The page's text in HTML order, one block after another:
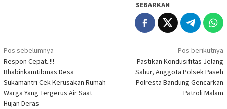
SEBARKAN
Navigasi
pos
Pos sebelumnya
Respon Cepat..!!!
Bhabinkamtibmas Desa
Sukamantri Cek Kerusakan Rumah
Warga Yang Tergerus Air Saat
Hujan Deras
Pos berikutnya
Pastikan Kondusifitas Jelang
Sahur, Anggota Polsek Paseh
Polresta Bandung Gencarkan
Patroli Malam